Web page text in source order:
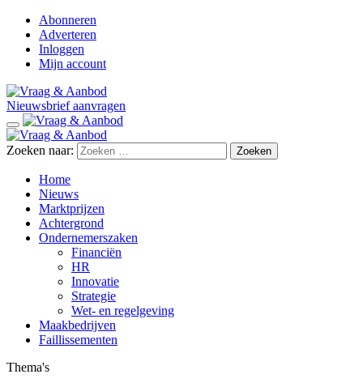
Abonneren
Adverteren
Inloggen
Mijn account
Nieuwsbrief aanvragen
Zoeken naar:
Home
Nieuws
Marktprijzen
Achtergrond
Ondernemerszaken
Financiën
HR
Innovatie
Strategie
Wet- en regelgeving
Maakbedrijven
Faillissementen
Thema's